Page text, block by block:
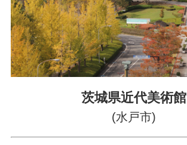
茨城県近代美術館
(水戸市)